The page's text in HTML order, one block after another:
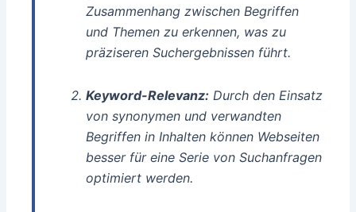
Zusammenhang zwischen Begriffen
und Themen zu erkennen, was zu
präziseren Suchergebnissen führt.
Keyword-Relevanz: Durch den Einsatz
von synonymen und verwandten
Begriffen in Inhalten können Webseiten
besser für eine Serie von Suchanfragen
optimiert werden.